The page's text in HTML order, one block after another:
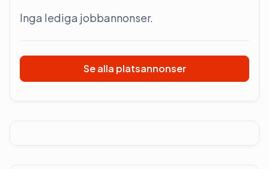
Inga lediga jobbannonser.
Se alla platsannonser